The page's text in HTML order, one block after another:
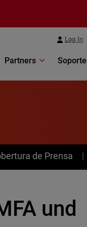
Log In
Partners Soporte
de Prensa
und